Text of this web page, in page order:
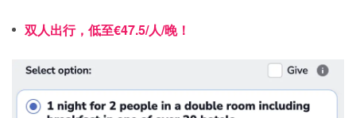
双人出行，低至€47.5/人/晚！